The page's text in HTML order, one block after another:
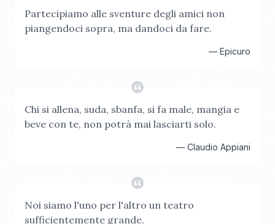
Partecipiamo alle sventure degli amici non
piangendoci sopra, ma dandoci da fare.
— Epicuro
Chi si allena, suda, sbanfa, si fa male, mangia e
beve con te, non potrà mai lasciarti solo.
— Claudio Appiani
Noi siamo l'uno per l'altro un teatro
sufficientemente grande.